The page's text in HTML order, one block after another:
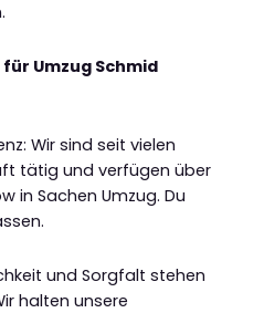
Umzug Schmid
Wir sind seit vielen
tätig und verfügen über
in Sachen Umzug. Du
und Sorgfalt stehen
halten unsere